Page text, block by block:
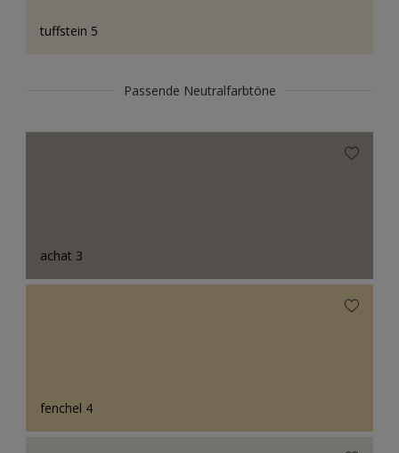
tuffstein 5
Passende Neutralfarbtöne
achat 3
fenchel 4